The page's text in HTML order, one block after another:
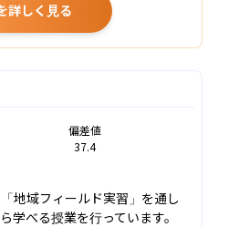
詳しく見る
偏差値
37.4
地域フィールド実習」を通し
学べる授業を行っています。